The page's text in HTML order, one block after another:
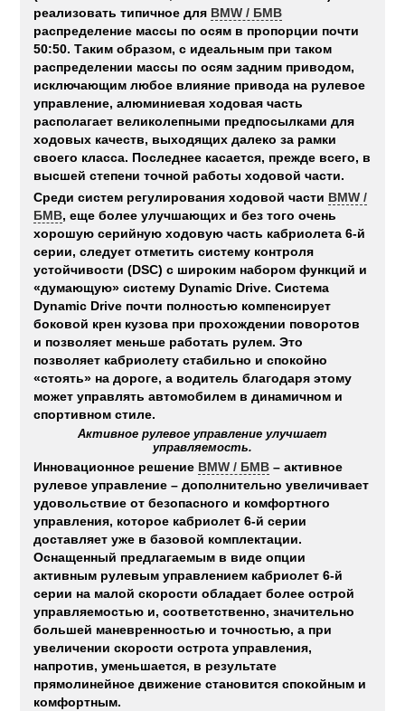
реализовать типичное для BMW / БМВ
распределение массы по осям в пропорции почти
50:50. Таким образом, с идеальным при таком
распределении массы по осям задним приводом,
исключающим любое влияние привода на рулевое
управление, алюминиевая ходовая часть
располагает великолепными предпосылками для
ходовых качеств, выходящих далеко за рамки
своего класса. Последнее касается, прежде всего, в
высшей степени точной работы ходовой части.
Среди систем регулирования ходовой части BMW /
БМВ, еще более улучшающих и без того очень
хорошую серийную ходовую часть кабриолета 6-й
серии, следует отметить систему контроля
устойчивости (DSC) с широким набором функций и
«думающую» систему Dynamic Drive. Система
Dynamic Drive почти полностью компенсирует
боковой крен кузова при прохождении поворотов
и позволяет меньше работать рулем. Это
позволяет кабриолету стабильно и спокойно
«стоять» на дороге, а водитель благодаря этому
может управлять автомобилем в динамичном и
спортивном стиле.
Активное рулевое управление улучшает
управляемость.
Инновационное решение BMW / БМВ – активное
рулевое управление – дополнительно увеличивает
удовольствие от безопасного и комфортного
управления, которое кабриолет 6-й серии
доставляет уже в базовой комплектации.
Оснащенный предлагаемым в виде опции
активным рулевым управлением кабриолет 6-й
серии на малой скорости обладает более острой
управляемостью и, соответственно, значительно
большей маневренностью и точностью, а при
увеличении скорости острота управления,
напротив, уменьшается, в результате
прямолинейное движение становится спокойным и
комфортным.